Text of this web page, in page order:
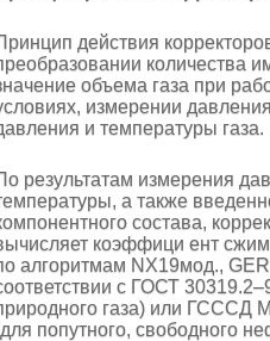
действия
количества
объема газа при
измерении
и температуры
результатам измерения
а также
состава,
коэффици ент
алгоритмам NX19мод.,
с ГОСТ
газа) или ГСССД
попутного, свободного